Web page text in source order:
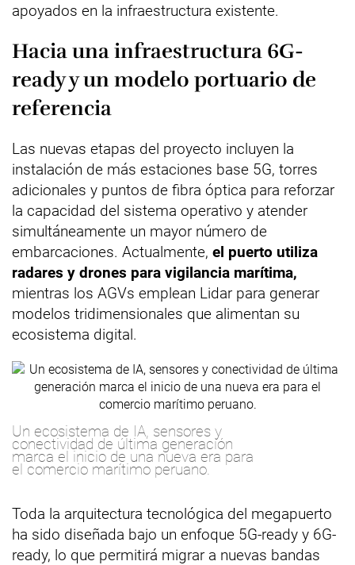
apoyados en la infraestructura existente.
Hacia una infraestructura 6G-
ready y un modelo portuario de
referencia
Las nuevas etapas del proyecto incluyen la
instalación de más estaciones base 5G, torres
adicionales y puntos de fibra óptica para reforzar
la capacidad del sistema operativo y atender
simultáneamente un mayor número de
embarcaciones. Actualmente, el puerto utiliza
radares y drones para vigilancia marítima,
mientras los AGVs emplean Lidar para generar
modelos tridimensionales que alimentan su
ecosistema digital.
Un ecosistema de IA, sensores y
conectividad de última generación
marca el inicio de una nueva era para
el comercio marítimo peruano.
Toda la arquitectura tecnológica del megapuerto
ha sido diseñada bajo un enfoque 5G-ready y 6G-
ready, lo que permitirá migrar a nuevas bandas